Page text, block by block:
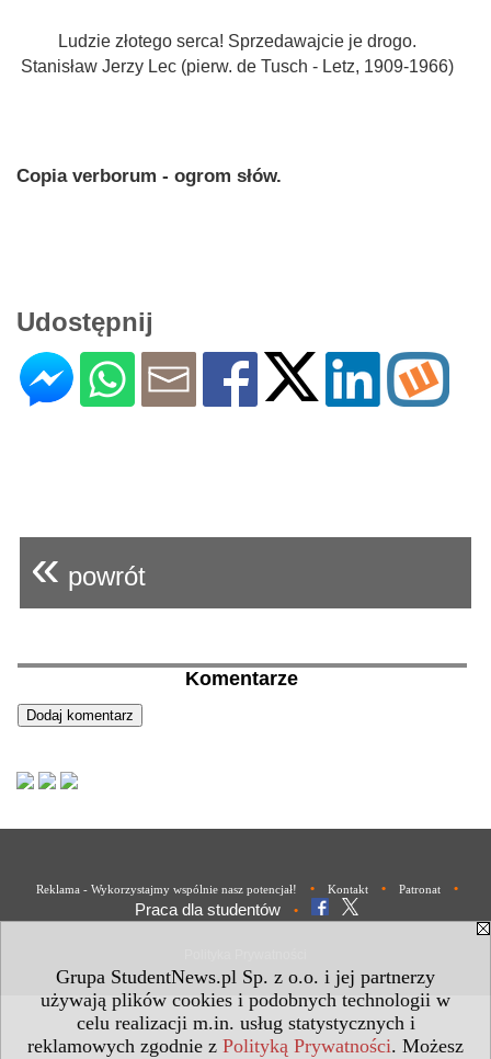
Grupa StudentNews.pl Sp. z o.o. i jej partnerzy
używają plików cookies i podobnych technologii w
celu realizacji m.in. usług statystycznych i
reklamowych zgodnie z Polityką Prywatności. Możesz
Ludzie złotego serca! Sprzedawajcie je drogo.
Stanisław Jerzy Lec (pierw. de Tusch - Letz, 1909-1966)
Copia verborum - ogrom słów.
Udostępnij
« powrót
Komentarze
Reklama - Wykorzystajmy wspólnie nasz potencjał! • Kontakt • Patronat •
Praca dla studentów •